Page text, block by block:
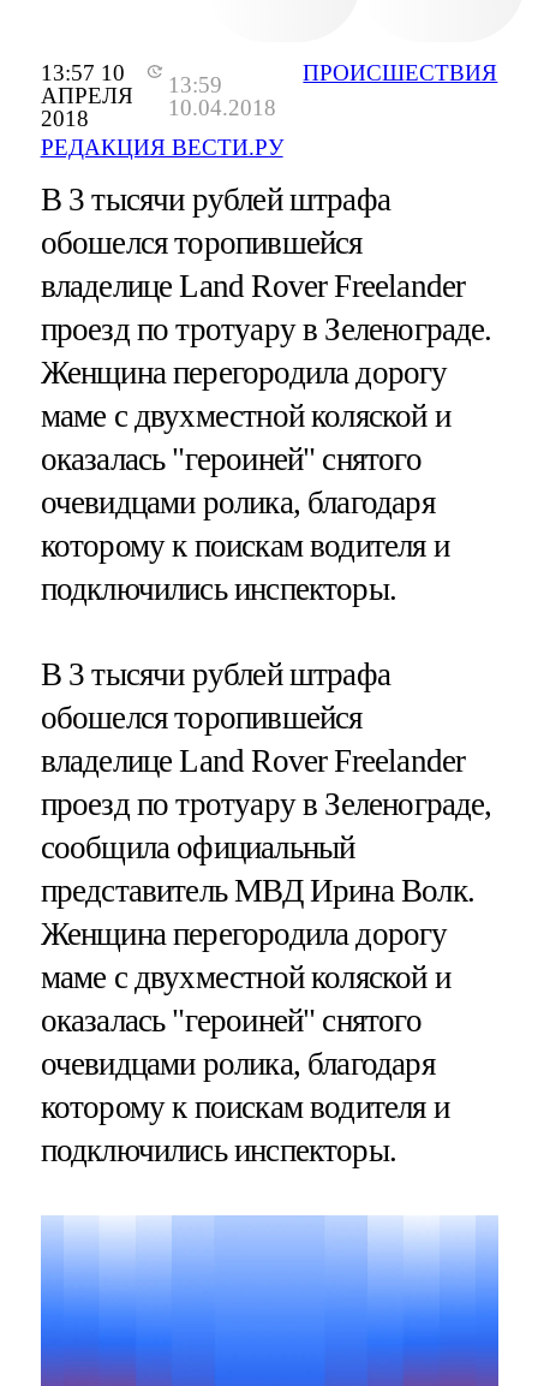
13:57 10
АПРЕЛЯ
2018
13:59
10.04.2018
РЕДАКЦИЯ ВЕСТИ.РУ
ПРОИСШЕСТВИЯ
В 3 тысячи рублей штрафа
обошелся торопившейся
владелице Land Rover Freelander
проезд по тротуару в Зеленограде.
Женщина перегородила дорогу
маме с двухместной коляской и
оказалась "героиней" снятого
очевидцами ролика, благодаря
которому к поискам водителя и
подключились инспекторы.
В 3 тысячи рублей штрафа
обошелся торопившейся
владелице Land Rover Freelander
проезд по тротуару в Зеленограде,
сообщила официальный
представитель МВД Ирина Волк.
Женщина перегородила дорогу
маме с двухместной коляской и
оказалась "героиней" снятого
очевидцами ролика, благодаря
которому к поискам водителя и
подключились инспекторы.